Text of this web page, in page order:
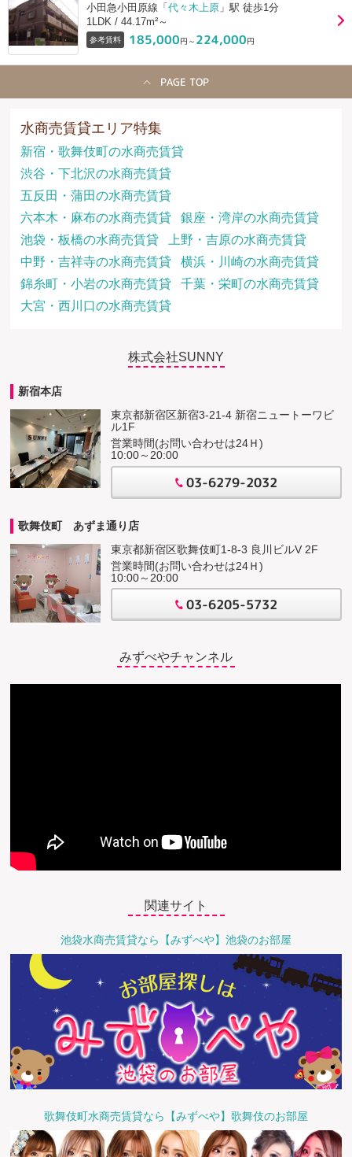
小田急小田原線「 代々木上原 」駅 徒歩1分
1LDK / 44.17m²～
参考賃料 185,000円～ 224,000円
PAGE TOP
水商売賃貸エリア特集
新宿・歌舞伎町の水商売賃貸
渋谷・下北沢の水商売賃貸
五反田・蒲田の水商売賃貸
六本木・麻布の水商売賃貸
銀座・湾岸の水商売賃貸
池袋・板橋の水商売賃貸
上野・吉原の水商売賃貸
中野・吉祥寺の水商売賃貸
横浜・川崎の水商売賃貸
錦糸町・小岩の水商売賃貸
千葉・栄町の水商売賃貸
大宮・西川口の水商売賃貸
株式会社SUNNY
新宿本店
東京都新宿区新宿3-21-4 新宿ニュートーワビ
ル1F
営業時間(お問い合わせは24Ｈ)
10:00～20:00
03-6279-2032
歌舞伎町 あずま通り店
東京都新宿区歌舞伎町1-8-3 良川ビルV 2F
営業時間(お問い合わせは24Ｈ)
10:00～20:00
03-6205-5732
みずべやチャンネル
関連サイト
池袋水商売賃貸なら【みずべや】池袋のお部屋
歌舞伎町水商売賃貸なら【みずべや】歌舞伎のお部屋